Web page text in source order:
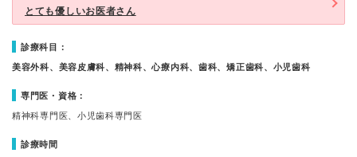
とても優しいお医者さん
診療科目：
美容外科、美容皮膚科、精神科、心療内科、歯科、矯正歯科、小児歯科
専門医・資格：
精神科専門医、小児歯科専門医
診療時間